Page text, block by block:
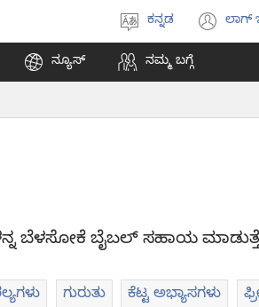
ಭಾಷೆಯನ್ನು
ಮಾಡಿ
ಕನ್ನಡ ಲಾಗ್
ನ್ಯೂಸ್‌ ನಮ್ಮ ಬಗ್ಗೆ
ಬೆಳಸೋಕೆ ಬೈಬಲ್‌ ಸಹಾಯ
ಗುರುತು ಕೆಟ್ಟ ಅಭ್ಯಾಸಗಳು